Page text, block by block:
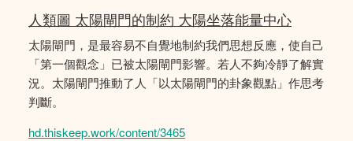
人類圖 太陽閘門的制約 大陽坐落能量中心
太陽閘門，是最容易不自覺地制約我們思想反應，使自己
「第一個觀念」已被太陽閘門影響。若人不夠冷靜了解實
況。太陽閘門推動了人「以太陽閘門的卦象觀點」作思考
判斷。
hd.thiskeep.work/content/3465